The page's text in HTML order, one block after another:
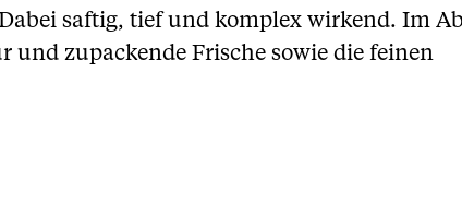
saftig, tief und komplex wirkend. Im
und zupackende Frische sowie die feinen